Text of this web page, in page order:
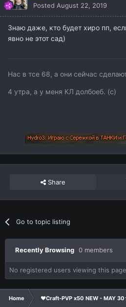
Posted August 22, 2019
Знаю даже, кто будет хиро пп,
явно не этот сад)
Нас в тсе 68, а они сейчас
4 утра, а у меня КЛ долбоеб. (с)
Share
Go to topic listing
Recently Browsing 0 members
No registered users viewing this
Home ❤Craft-PVP x50 NEW - MAY